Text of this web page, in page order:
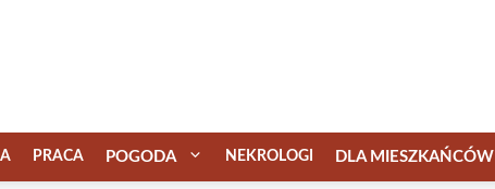
PRACA POGODA NEKROLOGI DLA MIESZKAŃCÓW